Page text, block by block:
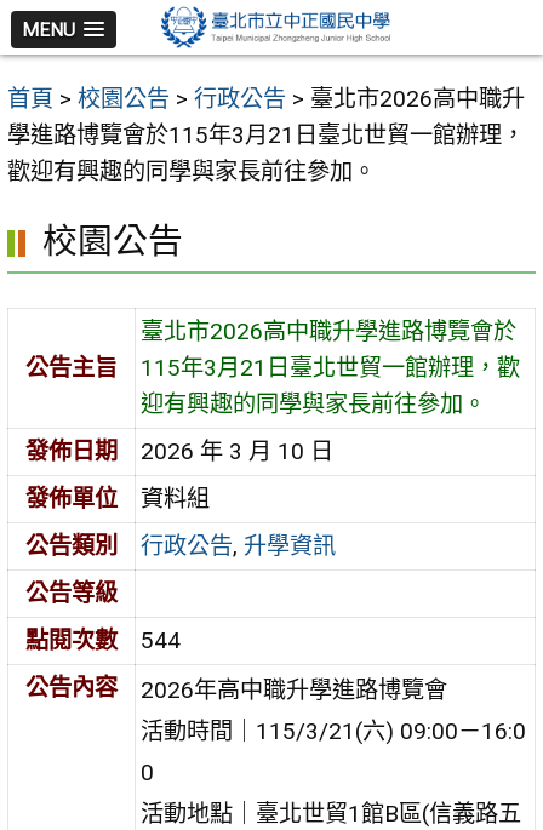
跳
至
主
要
內
區
MENU
首頁 > 校園公告 > 行政公告 > 臺北市2026高中職升
學進路博覽會於115年3月21日臺北世貿一館辦理，
歡迎有興趣的同學與家長前往參加。
校園公告
公告主旨
臺北市2026高中職升學進路博覽會於
115年3月21日臺北世貿一館辦理，歡
迎有興趣的同學與家長前往參加。
發佈日期
2026 年 3 月 10 日
發佈單位
資料組
公告類別
行政公告, 升學資訊
公告等級
點閱次數
544
公告內容
2026年高中職升學進路博覽會
活動時間｜115/3/21(六) 09:00－16:0
0
活動地點｜臺北世貿1館B區(信義路五